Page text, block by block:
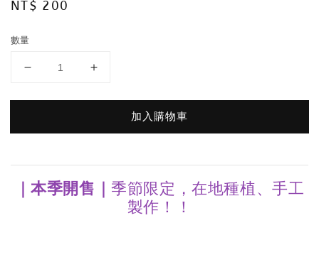
Regular
NT$ 200
數量
加入購物車
｜本季開售｜季節限定，在地種植、手工
製作！！